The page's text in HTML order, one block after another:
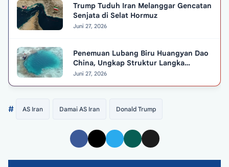
Trump Tuduh Iran Melanggar Gencatan
Senjata di Selat Hormuz
Juni 27, 2026
Penemuan Lubang Biru Huangyan Dao
China, Ungkap Struktur Langka
Berusia 3.200 Tahun
Juni 27, 2026
# AS Iran Damai AS Iran Donald Trump